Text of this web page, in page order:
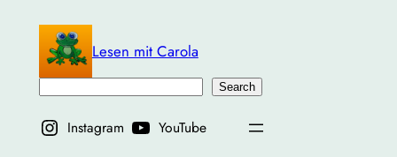
springen
Lesen mit Carola
Search
Instagram YouTube